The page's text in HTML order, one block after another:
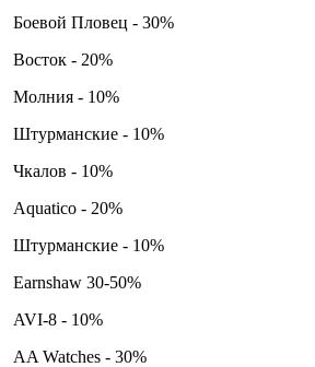
Боевой Пловец - 30%
Восток - 20%
Молния - 10%
Штурманские - 10%
Чкалов - 10%
Aquatico - 20%
Штурманские - 10%
Earnshaw 30-50%
AVI-8 - 10%
AA Watches - 30%